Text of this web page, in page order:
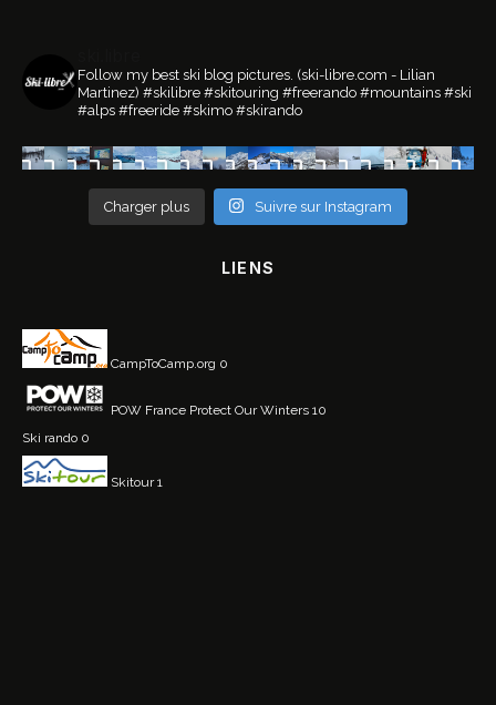
Follow my best ski blog pictures. (ski-libre.com - Lilian
Martinez) #skilibre #skitouring #freerando #mountains #ski
#alps #freeride #skimo #skirando
Charger plus Suivre sur Instagram
LIENS
CampToCamp.org 0
POW France Protect Our Winters 10
Ski rando 0
Skitour1